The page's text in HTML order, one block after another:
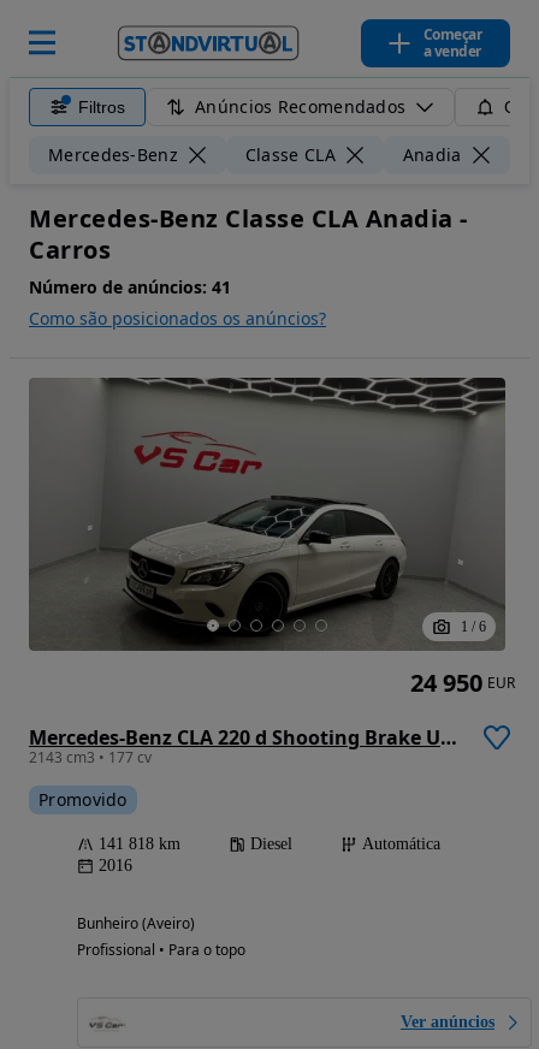
Começar
a vender
Filtros Anúncios Recomendados
Mercedes-Benz Classe CLA Anadia
Mercedes-Benz Classe CLA Anadia -
Carros
Número de anúncios: 41
Como são posicionados os anúncios?
1 / 6
Mercedes-Benz CLA 220 d Shooting Brake Urban Aut.
2143 cm3 • 177 cv
Promovido
141 818 km Diesel
Automática
2016
Bunheiro (Aveiro)
Profissional • Para o topo
Ver anúncios
24 950 EUR